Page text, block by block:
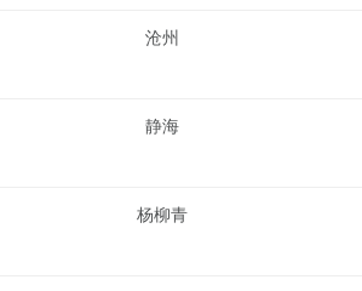
沧州
静海
杨柳青